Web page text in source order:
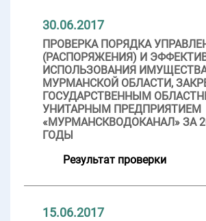
30.06.2017
ПРОВЕРКА ПОРЯДКА
(РАСПОРЯЖЕНИЯ) И
ИСПОЛЬЗОВАНИЯ
МУРМАНСКОЙ ОБЛАСТИ,
ГОСУДАРСТВЕННЫМ
УНИТАРНЫМ ПРЕДПРИЯТИЕМ
«МУРМАНСКВОДОКАНАЛ» ЗА
ГОДЫ
Результат проверки
15.06.2017